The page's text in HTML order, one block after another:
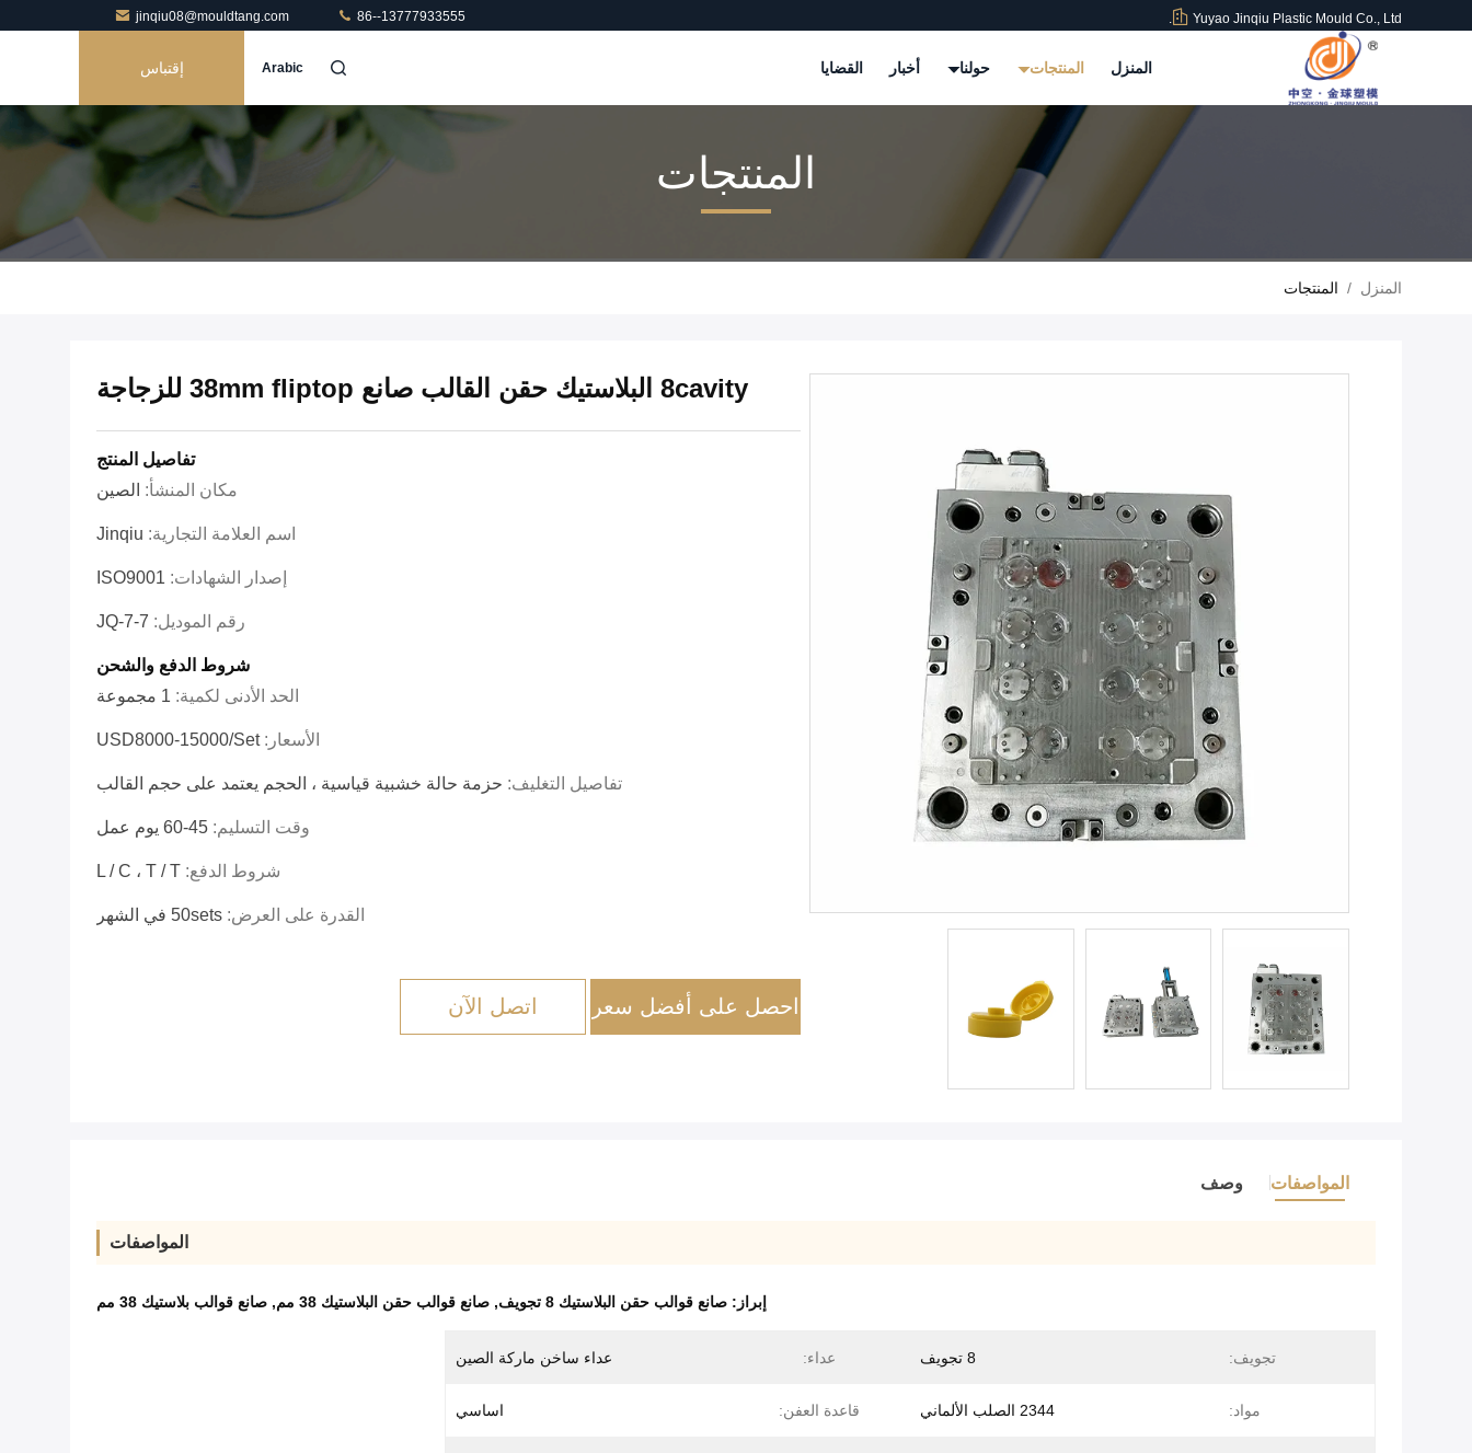
Yuyao Jinqiu Plastic Mould Co., Ltd.
jinqiu08@mouldtang.com 86--13777933555
المنزل المنتجات حولنا أخبار القضايا Arabic إقتباس
المنتجات
المنزل / المنتجات
8cavity البلاستيك حقن القالب صانع 38mm fliptop للزجاجة
تفاصيل المنتج
مكان المنشأ: الصين
اسم العلامة التجارية: Jinqiu
إصدار الشهادات: ISO9001
رقم الموديل: JQ-7-7
شروط الدفع والشحن
الحد الأدنى لكمية: 1 مجموعة
الأسعار:USD8000-15000/set
تفاصيل التغليف: حزمة حالة خشبية قياسية ، الحجم يعتمد على حجم القالب
وقت التسليم: 45-60 يوم عمل
شروط الدفع: L / C ، T / T
القدرة على العرض: 50sets في الشهر
احصل على أفضل سعر اتصل الآن
المواصفات وصف
المواصفات
إبراز: صانع قوالب حقن البلاستيك 8 تجويف , صانع قوالب حقن البلاستيك 38 مم , صانع قوالب بلاستيك 38 مم
تجويف: 8 تجويف عداء: عداء ساخن ماركة الصين
مواد: 2344 الصلب الألماني قاعدة العفن: اساسي